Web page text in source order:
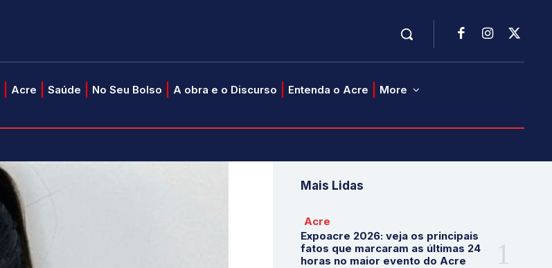
Acre Saúde No Seu Bolso A obra e o Discurso Entenda o Acre More
Mais Lidas
Acre
Expoacre 2026: veja os principais
fatos que marcaram as últimas 24
horas no maior evento do Acre